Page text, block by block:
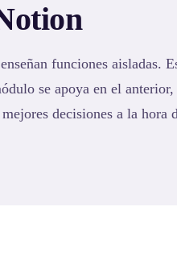
funciones aisladas.
se apoya en el
decisiones a la hora